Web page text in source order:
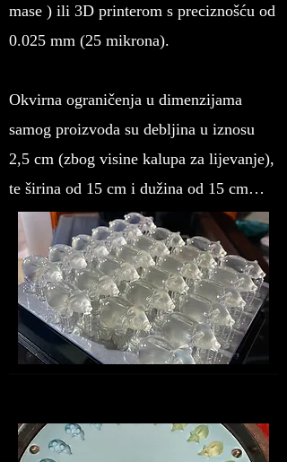
mase ) ili 3D printerom s preciznošću od
0.025 mm (25 mikrona).
Okvirna ograničenja u dimenzijama
samog proizvoda su debljina u iznosu
2,5 cm (zbog visine kalupa za lijevanje),
te širina od 15 cm i dužina od 15 cm…